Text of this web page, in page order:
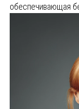
обеспечивающая